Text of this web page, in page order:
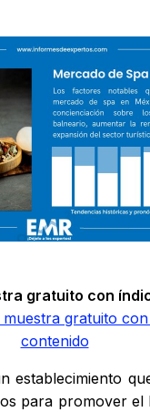
gratuito con
gratuito
contenido
establecimiento
para promover el